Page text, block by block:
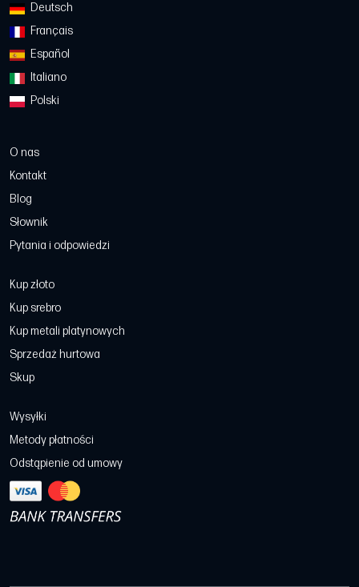
Deutsch
Français
Español
Italiano
Polski
O nas
Kontakt
Blog
Słownik
Pytania i odpowiedzi
Kup złoto
Kup srebro
Kup metali platynowych
Sprzedaż hurtowa
Skup
Wysyłki
Metody płatności
Odstąpienie od umowy